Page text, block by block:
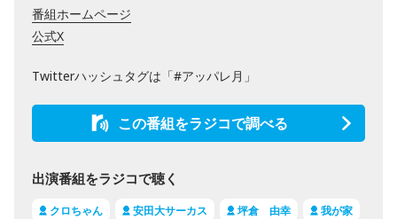
番組ホームページ
公式X
Twitterハッシュタグは「#アッパレ月」
この番組をラジコで調べる
出演番組をラジコで聴く
クロちゃん 安田大サーカス 坪倉 由幸
我が家